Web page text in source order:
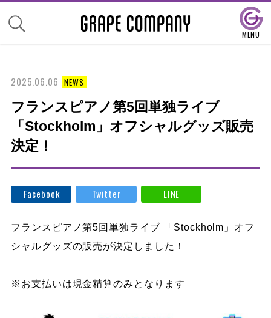
2025.06.06 NEWS
フランスピアノ第5回単独ライブ
「Stockholm」オフシャルグッズ販売
決定！
Facebook Twitter LINE
フランスピアノ第5回単独ライブ 「Stockholm」オフ
シャルグッズの販売が決定しました！
※お支払いは現金精算のみとなります